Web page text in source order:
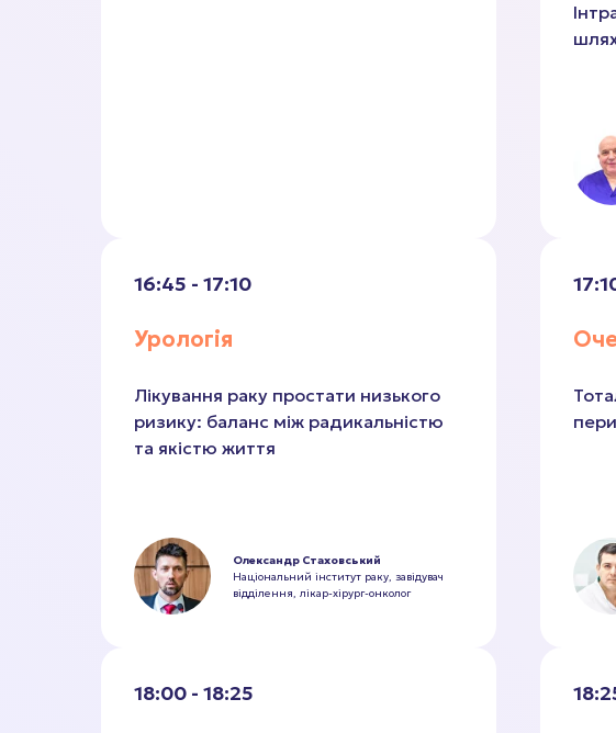
16:45 - 17:10
Урологія
Лікування раку простати низького
ризику: баланс між радикальністю
та якістю життя
Олександр Стаховський
Національний інститут раку, завідувач
відділення, лікар-хірург-онколог
18:00 - 18:25